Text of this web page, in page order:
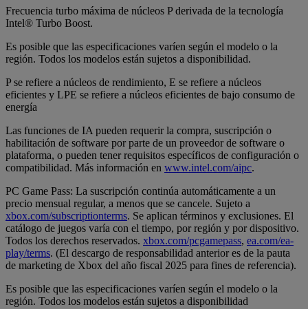
Frecuencia turbo máxima de núcleos P derivada de la tecnología
Intel® Turbo Boost.
Es posible que las especificaciones varíen según el modelo o la
región. Todos los modelos están sujetos a disponibilidad.
P se refiere a núcleos de rendimiento, E se refiere a núcleos
eficientes y LPE se refiere a núcleos eficientes de bajo consumo de
energía
Las funciones de IA pueden requerir la compra, suscripción o
habilitación de software por parte de un proveedor de software o
plataforma, o pueden tener requisitos específicos de configuración o
compatibilidad. Más información en www.intel.com/aipc.
PC Game Pass: La suscripción continúa automáticamente a un
precio mensual regular, a menos que se cancele. Sujeto a
xbox.com/subscriptionterms. Se aplican términos y exclusiones. El
catálogo de juegos varía con el tiempo, por región y por dispositivo.
Todos los derechos reservados. xbox.com/pcgamepass, ea.com/ea-
play/terms. (El descargo de responsabilidad anterior es de la pauta
de marketing de Xbox del año fiscal 2025 para fines de referencia).
Es posible que las especificaciones varíen según el modelo o la
región. Todos los modelos están sujetos a disponibilidad